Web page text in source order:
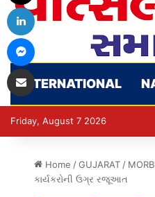
INTERNATIONAL
Friday, August 7 2026
Home / GUJARAT /
કાર્યકરોની ઉગ્ર રજૂઆત
LinkedIn